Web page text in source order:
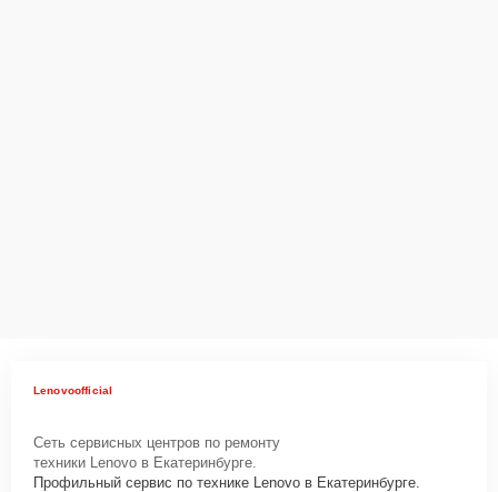
Lenovoofficial
Сеть сервисных центров по ремонту
техники Lenovo в Екатеринбурге.
Профильный сервис по технике Lenovo в Екатеринбурге.